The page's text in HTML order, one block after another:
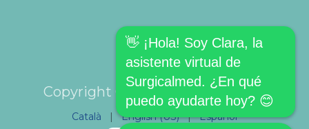
Copyright © SURGICALMED SL.
Català English (US) |
Español
👋 ¡Hola! Soy Clara, la
asistente virtual de
Surgicalmed. ¿En qué
puedo ayudarte hoy? 😊